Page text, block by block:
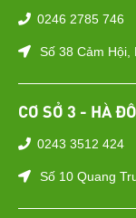
0246 2785 746
Số 38 Cảm Hội,
CƠ SỞ 3 - HÀ
0243 3512 424
Số 10 Quang